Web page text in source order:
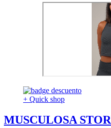
+ Quick shop
MUSCULOSA